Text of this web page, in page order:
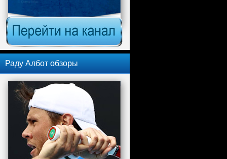
Раду Албот обзоры